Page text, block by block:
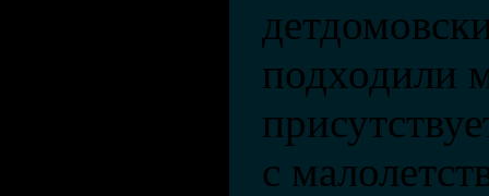
подходили
с